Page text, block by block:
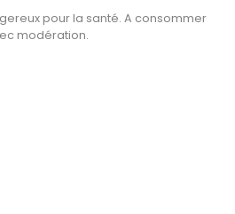
pour la santé. A consommer
modération.